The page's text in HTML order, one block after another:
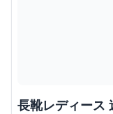
長靴レディース